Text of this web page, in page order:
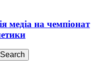
медіа на чемпіонат